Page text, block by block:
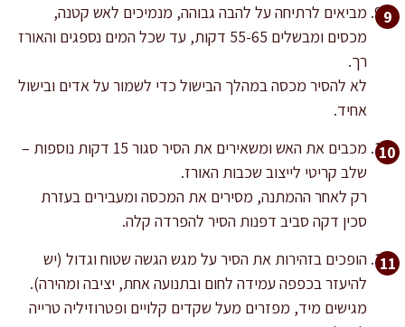
מביאים לרתיחה על להבה גבוהה, מנמיכים לאש קטנה,
מכסים ומבשלים 55-65 דקות, עד שכל המים נספגים והאורז
רך.
לא להסיר מכסה במהלך הבישול כדי לשמור על אדים ובישול
אחיד.
מכבים את האש ומשאירים את הסיר סגור 15 דקות נוספות –
שלב קריטי לייצוב שכבות האורז.
רק לאחר ההמתנה, מסירים את המכסה ומעבירים בעזרת
סכין דקה סביב דפנות הסיר להפרדה קלה.
הופכים בזהירות את הסיר על מגש הגשה שטוח וגדול (יש
להיעזר בכפפה עמידה לחום ובתנועה אחת, יציבה ומהירה).
מגישים מיד, מפזרים מעל שקדים קלויים ופטרוזיליה טרייה